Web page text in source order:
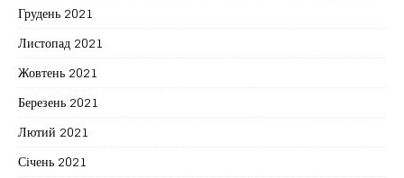
Грудень 2021
Листопад 2021
Жовтень 2021
Березень 2021
Лютий 2021
Січень 2021